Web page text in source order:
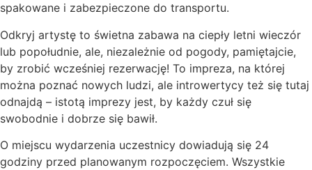
spakowane i zabezpieczone do transportu.
Odkryj artystę to świetna zabawa na ciepły letni wieczór
lub popołudnie, ale, niezależnie od pogody, pamiętajcie,
by zrobić wcześniej rezerwację! To impreza, na której
można poznać nowych ludzi, ale introwertycy też się tutaj
odnajdą – istotą imprezy jest, by każdy czuł się
swobodnie i dobrze się bawił.
O miejscu wydarzenia uczestnicy dowiadują się 24
godziny przed planowanym rozpoczęciem. Wszystkie